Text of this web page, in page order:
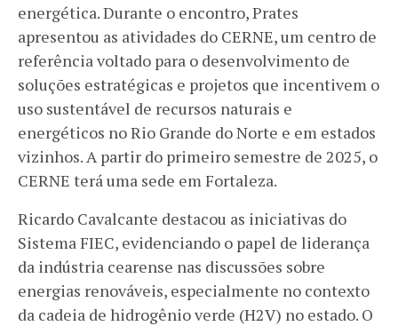
energética. Durante o encontro, Prates
apresentou as atividades do CERNE, um centro de
referência voltado para o desenvolvimento de
soluções estratégicas e projetos que incentivem o
uso sustentável de recursos naturais e
energéticos no Rio Grande do Norte e em estados
vizinhos. A partir do primeiro semestre de 2025, o
CERNE terá uma sede em Fortaleza.
Ricardo Cavalcante destacou as iniciativas do
Sistema FIEC, evidenciando o papel de liderança
da indústria cearense nas discussões sobre
energias renováveis, especialmente no contexto
da cadeia de hidrogênio verde (H2V) no estado. O